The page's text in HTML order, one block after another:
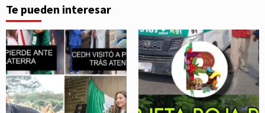
Te pueden interesar